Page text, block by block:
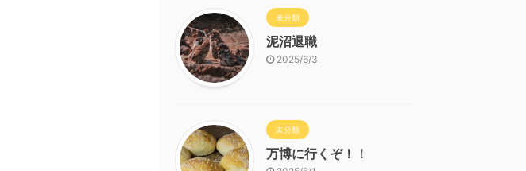
未分類
泥沼退職
2025/6/3
未分類
万博に行くぞ！！